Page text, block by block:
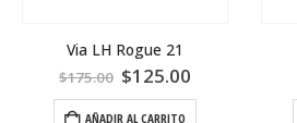
Via LH Rogue 21
$175.00 $125.00
AÑADIR AL CARRITO